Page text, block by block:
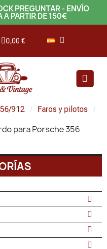
PREGUNTAR - ENVÍO
A PARTIR DE 150€
0,00 €
912
Faros y pilotos
para Porsche 356